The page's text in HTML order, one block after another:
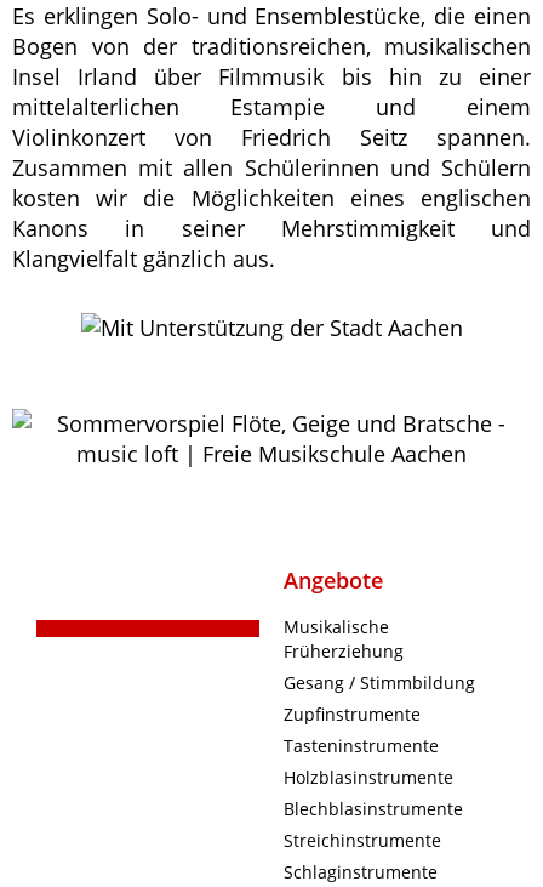
Es erklingen Solo- und Ensemblestücke, die einen
Bogen von der traditionsreichen, musikalischen
Insel Irland über Filmmusik bis hin zu einer
mittelalterlichen Estampie und einem
Violinkonzert von Friedrich Seitz spannen.
Zusammen mit allen Schülerinnen und Schülern
kosten wir die Möglichkeiten eines englischen
Kanons in seiner Mehrstimmigkeit und
Klangvielfalt gänzlich aus.
Angebote
Musikalische
Früherziehung
Gesang / Stimmbildung
Zupfinstrumente
Tasteninstrumente
Holzblasinstrumente
Blechblasinstrumente
Streichinstrumente
Schlaginstrumente